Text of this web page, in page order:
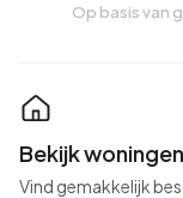
Op basis van
Bekijk
Vind gemakkelijk